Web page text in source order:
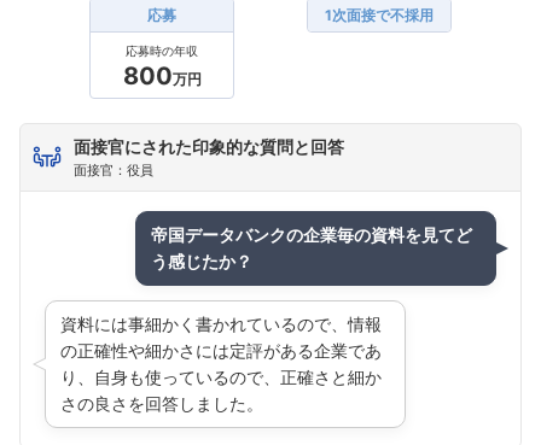
応募
応募時の年収
800万円
1次面接で不採用
面接官にされた印象的な質問と回答
面接官：役員
帝国データバンクの企業毎の資料を見てど
う感じたか？
資料には事細かく書かれているので、情報
の正確性や細かさには定評がある企業であ
り、自身も使っているので、正確さと細か
さの良さを回答しました。